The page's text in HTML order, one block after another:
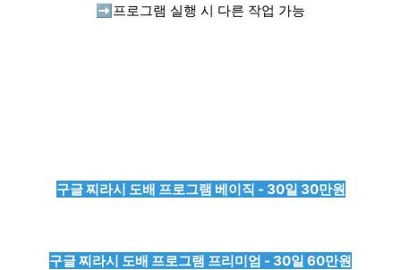
➡️ 프로그램 실행 시 다른 작업 가능
구글 찌라시 도배 프로그램 베이직 - 30일 30만원
구글 찌라시 도배 프로그램 프리미엄 - 30일 60만원